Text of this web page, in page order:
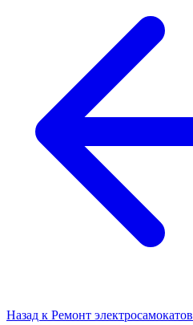
Назад к Ремонт электросамокатов